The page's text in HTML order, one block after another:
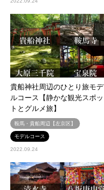
貴船神社周辺のひとり旅モデ
ルコース【静かな観光スポッ
トとグルメ旅】
鞍馬・貴船周辺【左京区】
モデルコース
2022.09.24